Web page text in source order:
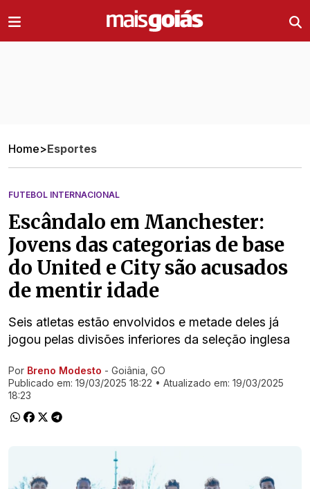
Home>Esportes
FUTEBOL INTERNACIONAL
Escândalo em Manchester:
Jovens das categorias de base
do United e City são acusados
de mentir idade
Seis atletas estão envolvidos e metade deles já
jogou pelas divisões inferiores da seleção inglesa
Ir direto pra matéria
Por Breno Modesto - Goiânia, GO
Publicado em: 19/03/2025 18:22 • Atualizado em: 19/03/2025
18:23